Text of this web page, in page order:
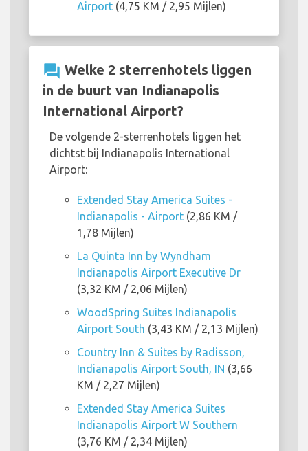
Airport (4,75 KM / 2,95 Mijlen)
question_answer Welke 2 sterrenhotels liggen
in de buurt van Indianapolis
International Airport?
De volgende 2-sterrenhotels liggen het
dichtst bij Indianapolis International
Airport:
Extended Stay America Suites -
Indianapolis - Airport (2,86 KM /
1,78 Mijlen)
La Quinta Inn by Wyndham
Indianapolis Airport Executive Dr
(3,32 KM / 2,06 Mijlen)
WoodSpring Suites Indianapolis
Airport South (3,43 KM / 2,13 Mijlen)
Country Inn & Suites by Radisson,
Indianapolis Airport South, IN (3,66
KM / 2,27 Mijlen)
Extended Stay America Suites
Indianapolis Airport W Southern
(3,76 KM / 2,34 Mijlen)